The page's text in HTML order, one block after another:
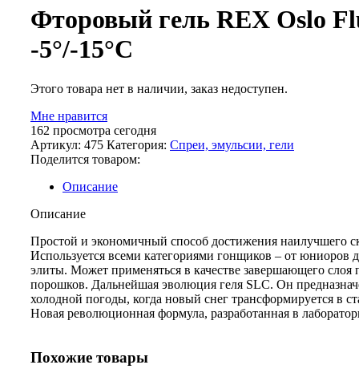
Фторовый гель REX Oslo
-5°/-15°С
Этого товара нет в наличии, заказ недоступен.
Мне нравится
162 просмотра сегодня
Артикул: 475 Категория: Спреи, эмульсии, гели
Поделится товаром:
Описание
Описание
Простой и экономичный способ достижения наилучшего
Используется всеми категориями гонщиков – от юниоров
элиты. Может применяться в качестве завершающего слоя
порошков. Дальнейшая эволюция геля SLC. Он
холодной погоды, когда новый снег трансформируется в
Новая революционная формула, разработанная в
Похожие товары